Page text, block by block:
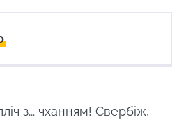
з... чханням! Свербіж,